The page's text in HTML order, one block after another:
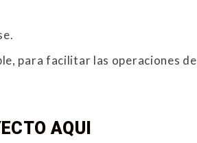
para facilitar las operaciones de
AQUI